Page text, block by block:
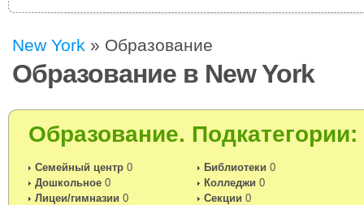
New York » Образование
Образование в New York
Образование. Подкатегории:
Cемейный центр 0 Библиотеки 0
Дошкольное 0 Колледжи 0
Лицеи/гимназии 0 Секции 0